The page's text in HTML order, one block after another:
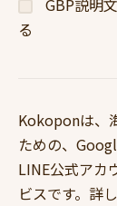
GBP説明
る
Kokoponは、
ための、
LINE公式アカ
ビスです。詳